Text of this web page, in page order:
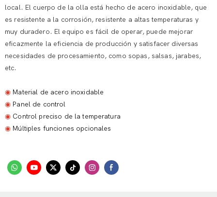
local. El cuerpo de la olla está hecho de acero inoxidable, que
es resistente a la corrosión, resistente a altas temperaturas y
muy duradero. El equipo es fácil de operar, puede mejorar
eficazmente la eficiencia de producción y satisfacer diversas
necesidades de procesamiento, como sopas, salsas, jarabes,
etc.
◉ Material de acero inoxidable
◉ Panel de control
◉ Control preciso de la temperatura
◉ Múltiples funciones opcionales